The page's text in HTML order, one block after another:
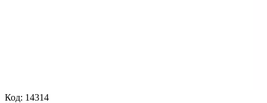
Код: 14314